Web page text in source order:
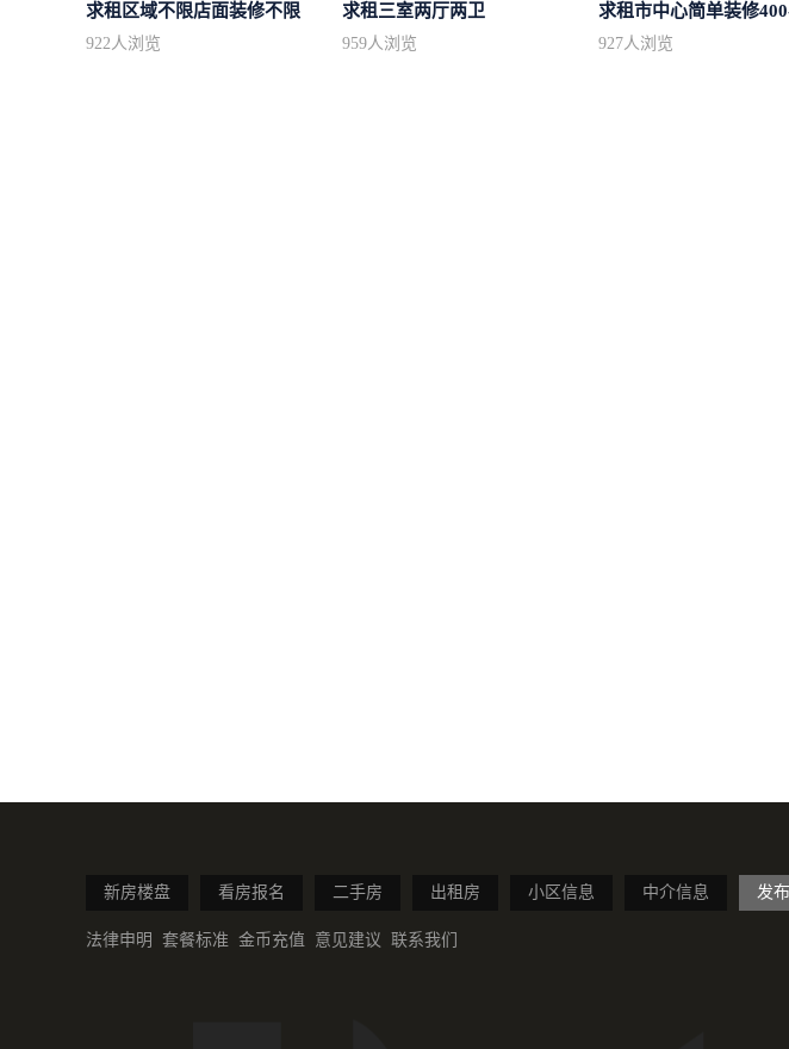
求租区域不限店面装修不限
922人浏览
求租三室两厅两卫
959人浏览 927人浏览
新房楼盘 看房报名 二手房 出租房 小区信息 中介信息 发
法律申明 套餐标准 金币充值 意见建议 联系我们